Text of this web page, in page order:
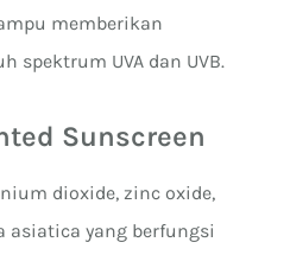
memberikan
spektrum UVA dan UVB.
Sunscreen
dioxide, zinc oxide,
asiatica yang berfungsi